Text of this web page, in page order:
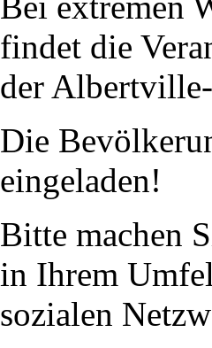
findet die
der
Die
eingeladen!
Bitte machen
in Ihrem
sozialen